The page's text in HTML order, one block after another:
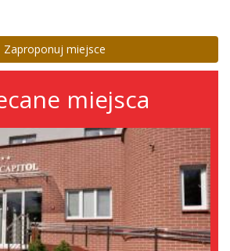
Zaproponuj miejsce
miejsca